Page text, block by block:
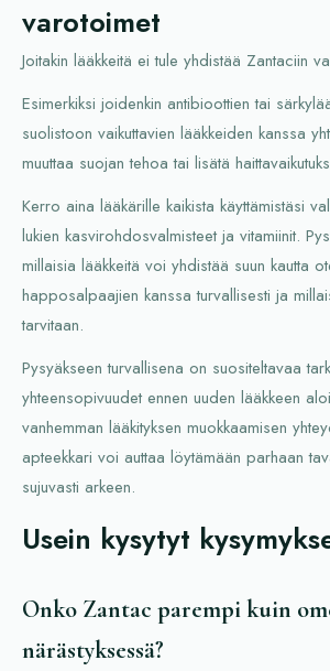
varotoimet
Joitakin lääkkeitä ei tule yhdistää Zantaciin
Esimerkiksi joidenkin antibioottien tai
suolistoon vaikuttavien lääkkeiden kanssa
muuttaa suojan tehoa tai lisätä
Kerro aina lääkärille kaikista käyttämistäsi
lukien kasvirohdosvalmisteet ja vitamiinit.
millaisia lääkkeitä voi yhdistää suun kautta
happosalpaajien kanssa turvallisesti ja
tarvitaan.
Pysyäkseen turvallisena on suositeltavaa
yhteensopivuudet ennen uuden lääkkeen
vanhemman lääkityksen muokkaamisen
apteekkari voi auttaa löytämään parhaan
sujuvasti arkeen.
Usein kysytyt
Onko Zantac parempi kuin
närästyksessä?